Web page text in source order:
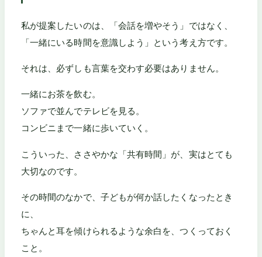
私が提案したいのは、「会話を増やそう」ではなく、
「一緒にいる時間を意識しよう」という考え方です。
それは、必ずしも言葉を交わす必要はありません。
一緒にお茶を飲む。
ソファで並んでテレビを見る。
コンビニまで一緒に歩いていく。
こういった、ささやかな「共有時間」が、実はとても
大切なのです。
その時間のなかで、子どもが何か話したくなったとき
に、
ちゃんと耳を傾けられるような余白を、つくっておく
こと。